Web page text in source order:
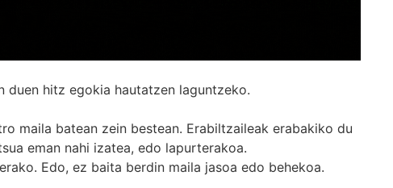
hitz egokia hautatzen laguntzeko.
maila batean zein bestean. Erabiltzaileak erabakiko du
eman nahi izatea, edo lapurterakoa.
Edo, ez baita berdin maila jasoa edo behekoa.